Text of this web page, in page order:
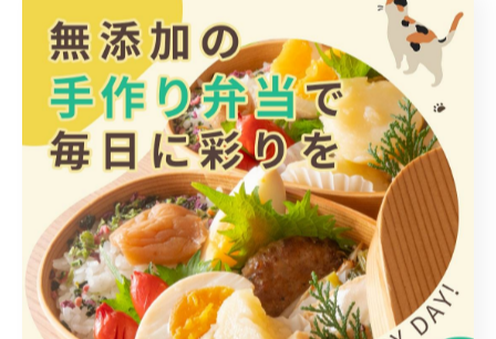
店主
#ごはんとおかずみけ猫屋
#みけ猫屋
#弁当
#お弁当
#惣菜
#そうざい
#おかず